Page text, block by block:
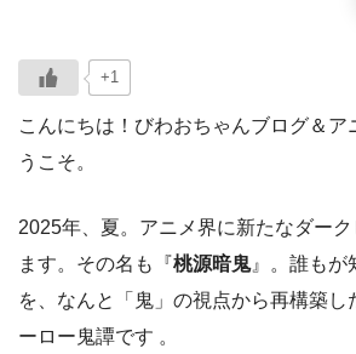
+1
こんにちは！びわおちゃんブログ＆ア
うこそ。
2025年、夏。アニメ界に新たなダー
ます。その名も『桃源暗鬼』。誰もが
を、なんと「鬼」の視点から再構築し
ーロー鬼譚です 。